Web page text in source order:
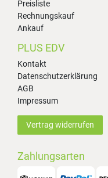
Preisliste
Rechnungskauf
Ankauf
PLUS EDV
Kontakt
Datenschutzerklärung
AGB
Impressum
Vertrag widerrufen
Zahlungsarten